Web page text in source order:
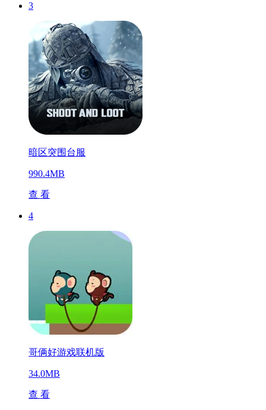
3
暗区突围台服
990.4MB
查 看
4
哥俩好游戏联机版
34.0MB
查 看